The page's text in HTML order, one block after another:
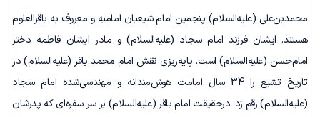
محمدبن‌علی (علیه‌السلام) پنجمین امام شیعیان امامیه و معروف به باقرالعلوم
هستند. ایشان فرزند امام سجاد (علیه‌السلام) و مادر ایشان فاطمه دختر
امام‌حسن (علیه‌السلام) است. پایه‌ریزی نقش امام محمد باقر (علیه‌السلام) در
تاریخ تشیع را 34 سال امامت هوش‌مندانه و مهندسی‌شده امام سجاد
(علیه‌السلام) رقم زد. درحقیقت امام باقر (علیه‌السلام) بر سر سفره‌ای که پدرشان